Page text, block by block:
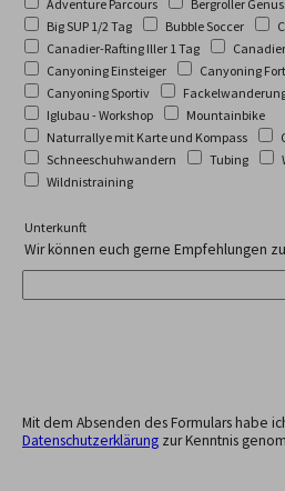
Adventure Parcours Bergroller
Big SUP 1/2 Tag
Bubble Soccer
Canadier-Rafting Iller 1 Tag
Canyoning Einsteiger
Canyoning
Canyoning Sportiv
Iglubau - Workshop
Mountainbike
Naturrallye mit Karte und Kompass
Schneeschuhwandern
Tubing
Wildnistraining
Unterkunft
Wir können euch gerne Empfehlungen
Mit dem Absenden des Formulars habe
Datenschutzerklärung zur Kenntnis